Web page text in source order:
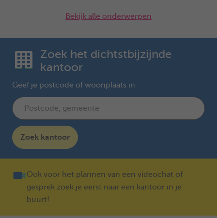
Bekijk alle onderwerpen
Zoek het dichtstbijzijnde
kantoor
Geef je postcode of woonplaats in
Zoek kantoor
Ook voor het plannen van een videochat of
gesprek zoek je eerst naar een kantoor in je
buurt!